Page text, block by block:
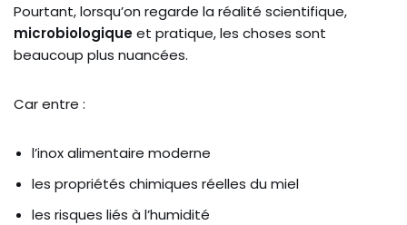
Pourtant, lorsqu’on regarde la réalité scientifique,
microbiologiqueet pratique, les choses sont
beaucoup plus nuancées.
Car entre :
l’inox alimentaire moderne
les propriétés chimiques réelles du miel
les risques liés à l’humidité